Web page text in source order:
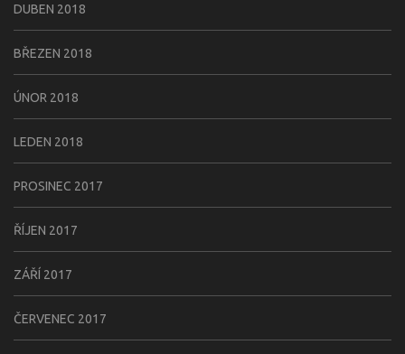
DUBEN 2018
BŘEZEN 2018
ÚNOR 2018
LEDEN 2018
PROSINEC 2017
ŘÍJEN 2017
ZÁŘÍ 2017
ČERVENEC 2017